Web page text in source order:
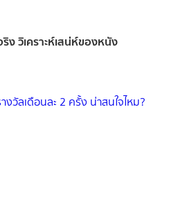
วิเคราะห์เสน่ห์ของหนัง